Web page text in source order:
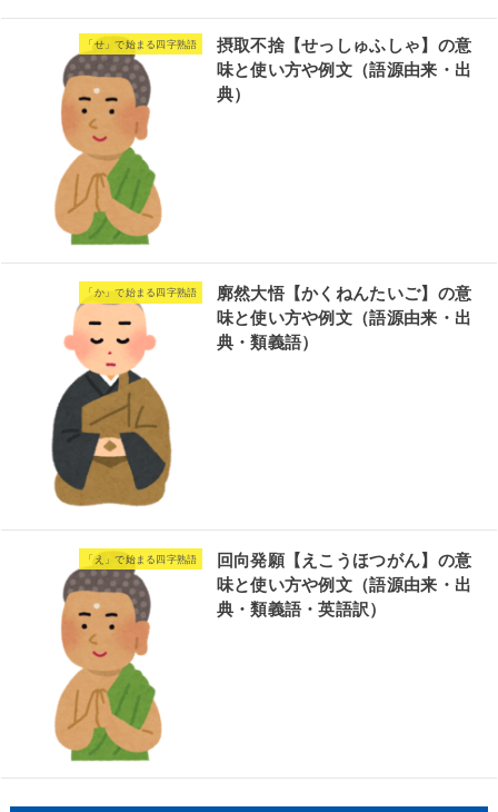
「せ」で始まる四字熟語
摂取不捨【せっしゅふしゃ】の意
味と使い方や例文（語源由来・出
典）
「か」で始まる四字熟語
廓然大悟【かくねんたいご】の意
味と使い方や例文（語源由来・出
典・類義語）
「え」で始まる四字熟語
回向発願【えこうほつがん】の意
味と使い方や例文（語源由来・出
典・類義語・英語訳）